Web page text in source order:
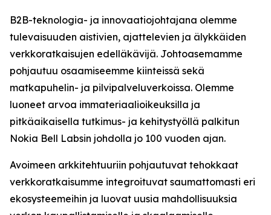
B2B-teknologia- ja innovaatiojohtajana olemme
tulevaisuuden aistivien, ajattelevien ja älykkäiden
verkkoratkaisujen edelläkävijä. Johtoasemamme
pohjautuu osaamiseemme kiinteissä sekä
matkapuhelin- ja pilvipalveluverkoissa. Olemme
luoneet arvoa immateriaalioikeuksilla ja
pitkäaikaisella tutkimus- ja kehitystyöllä palkitun
Nokia Bell Labsin johdolla jo 100 vuoden ajan.
Avoimeen arkkitehtuuriin pohjautuvat tehokkaat
verkkoratkaisumme integroituvat saumattomasti eri
ekosysteemeihin ja luovat uusia mahdollisuuksia